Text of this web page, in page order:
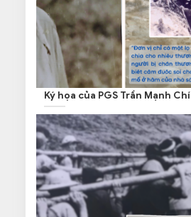
Ký họa của PGS Trần Mạnh Chí